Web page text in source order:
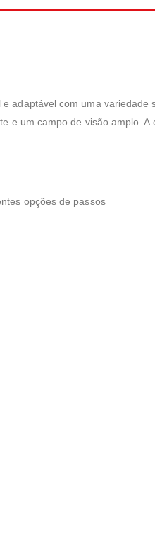
adaptável com uma
e um campo de visão amplo.
opções de passos